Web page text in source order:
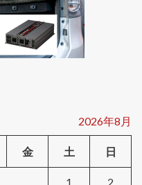
2026年8月
金 土 日
1 2